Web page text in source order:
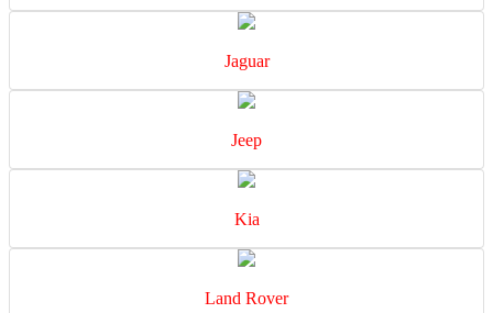
Jaguar
Jeep
Kia
Land Rover